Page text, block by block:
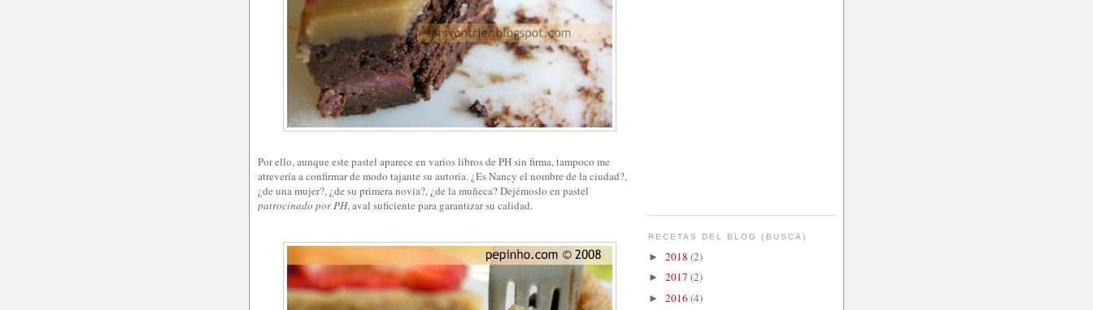
Por ello, aunque este pastel aparece en varios libros de PH sin firma, tampoco me
atrevería a confirmar de modo tajante su autoría. ¿Es Nancy el nombre de la ciudad?,
¿de una mujer?, ¿de su primera novia?, ¿de la muñeca? Dejémoslo en pastel
patrocinado por PH, aval suficiente para garantizar su calidad.
RECETAS DEL BLOG (BUSCA)
► 2018 (2)
► 2017 (2)
► 2016 (4)